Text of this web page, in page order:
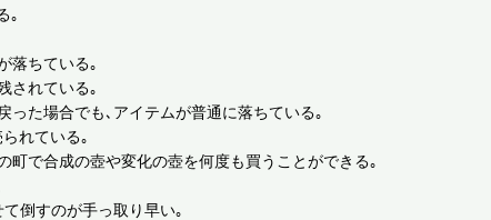
｡
落ちている｡
されている｡
った場合でも､アイテムが普通に落ちている｡
れている｡
で合成の壺や変化の壺を何度も買うことができる｡
倒すのが手っ取り早い｡